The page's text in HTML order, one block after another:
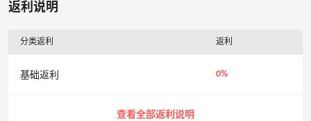
返利说明
分类返利 返利
基础返利 0%
查看全部返利说明